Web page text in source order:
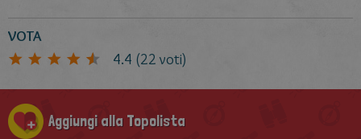
VOTA
4.4 (22 voti)
Aggiungi alla Topolista